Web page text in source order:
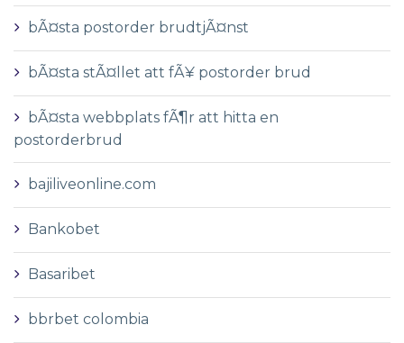
bÃ¤sta postorder brudtjÃ¤nst
bÃ¤sta stÃ¤llet att fÃ¥ postorder brud
bÃ¤sta webbplats fÃ¶r att hitta en
postorderbrud
bajiliveonline.com
Bankobet
Basaribet
bbrbet colombia